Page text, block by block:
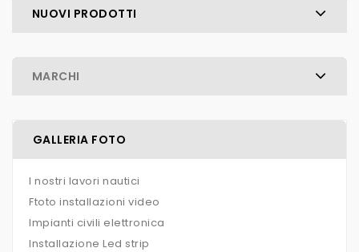
NUOVI PRODOTTI
MARCHI
GALLERIA FOTO
I nostri lavori nautici
Ftoto installazioni video
Impianti civili elettronica
Installazione Led strip